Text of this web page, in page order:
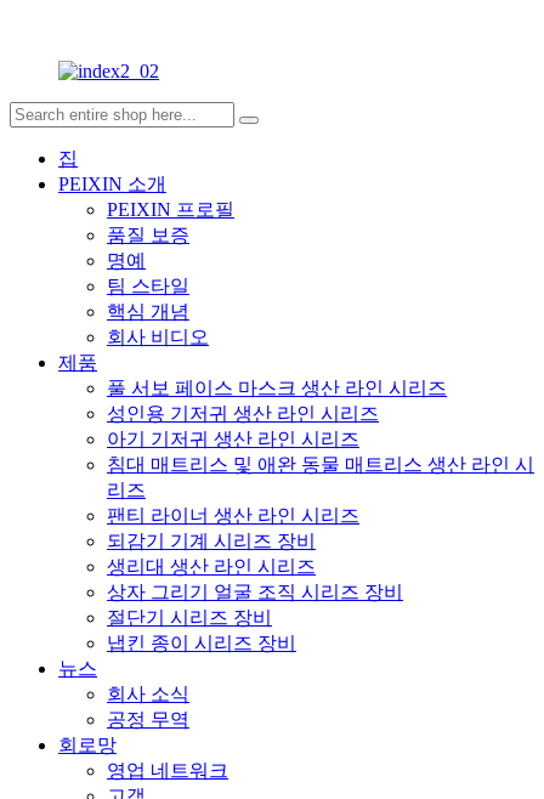
집
PEIXIN 소개
PEIXIN 프로필
품질 보증
명예
팀 스타일
핵심 개념
회사 비디오
제품
풀 서보 페이스 마스크 생산 라인 시리즈
성인용 기저귀 생산 라인 시리즈
아기 기저귀 생산 라인 시리즈
침대 매트리스 및 애완 동물 매트리스 생산 라인 시
리즈
팬티 라이너 생산 라인 시리즈
되감기 기계 시리즈 장비
생리대 생산 라인 시리즈
상자 그리기 얼굴 조직 시리즈 장비
절단기 시리즈 장비
냅킨 종이 시리즈 장비
뉴스
회사 소식
공정 무역
회로망
영업 네트워크